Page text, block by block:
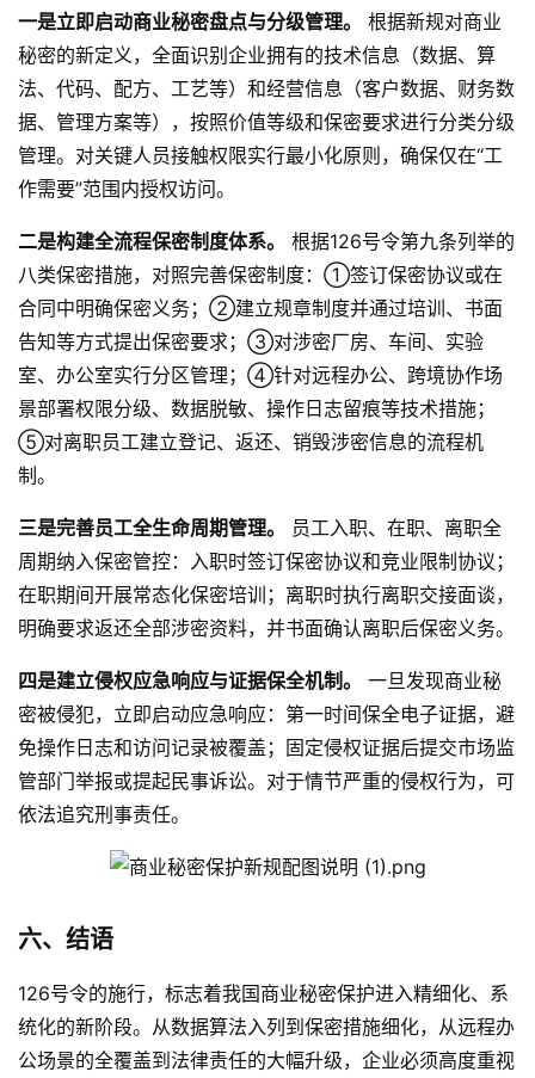
一是立即启动商业秘密盘点与分级管理。
根据新规对商业
秘密的新定义，全面识别企业拥有的技术信息（数据、算
法、代码、配方、工艺等）和经营信息（客户数据、财务数
据、管理方案等），按照价值等级和保密要求进行分类分级
管理。对关键人员接触权限实行最小化原则，确保仅在“工
作需要”范围内授权访问。
二是构建全流程保密制度体系。
根据126号令第九条列举的
八类保密措施，对照完善保密制度：①签订保密协议或在
合同中明确保密义务；②建立规章制度并通过培训、书面
告知等方式提出保密要求；③对涉密厂房、车间、实验
室、办公室实行分区管理；④针对远程办公、跨境协作场
景部署权限分级、数据脱敏、操作日志留痕等技术措施；
⑤对离职员工建立登记、返还、销毁涉密信息的流程机
制。
三是完善员工全生命周期管理。
员工入职、在职、离职全
周期纳入保密管控：入职时签订保密协议和竞业限制协议；
在职期间开展常态化保密培训；离职时执行离职交接面谈，
明确要求返还全部涉密资料，并书面确认离职后保密义务。
四是建立侵权应急响应与证据保全机制。
一旦发现商业秘
密被侵犯，立即启动应急响应：第一时间保全电子证据，避
免操作日志和访问记录被覆盖；固定侵权证据后提交市场监
管部门举报或提起民事诉讼。对于情节严重的侵权行为，可
依法追究刑事责任。
六、结语
126号令的施行，标志着我国商业秘密保护进入精细化、系
统化的新阶段。从数据算法入列到保密措施细化，从远程办
公场景的全覆盖到法律责任的大幅升级，企业必须高度重视